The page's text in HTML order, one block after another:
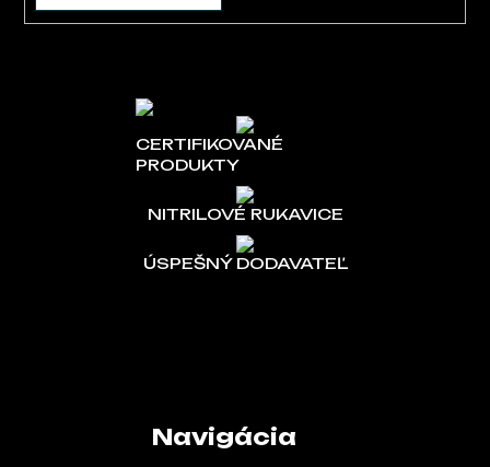
CERTIFIKOVANÉ
PRODUKTY
NITRILOVÉ RUKAVICE
ÚSPEŠNÝ DODAVATEĽ
Navigácia